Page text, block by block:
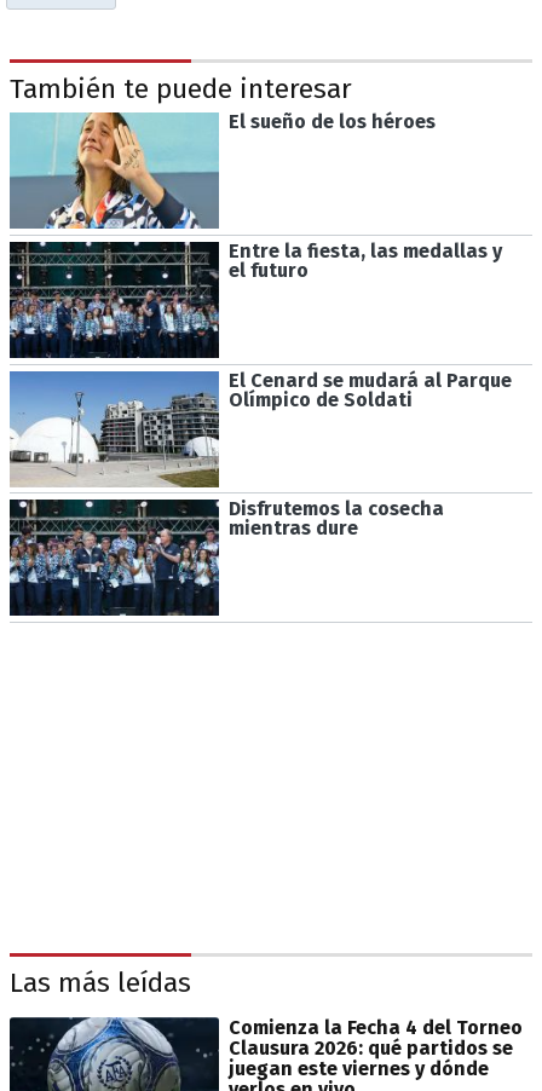
También te puede interesar
El sueño de los héroes
Entre la fiesta, las medallas y
el futuro
El Cenard se mudará al Parque
Olímpico de Soldati
Disfrutemos la cosecha
mientras dure
Las más leídas
Comienza la Fecha 4 del Torneo
Clausura 2026: qué partidos se
juegan este viernes y dónde